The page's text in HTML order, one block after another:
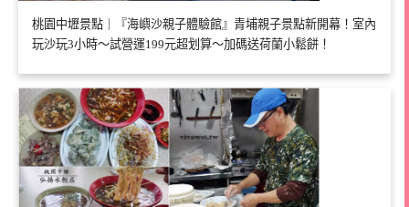
桃園中壢景點｜『海嶼沙親子體驗館』青埔親子景點新開幕！室內
玩沙玩3小時～試營運199元超划算～加碼送荷蘭小鬆餅！